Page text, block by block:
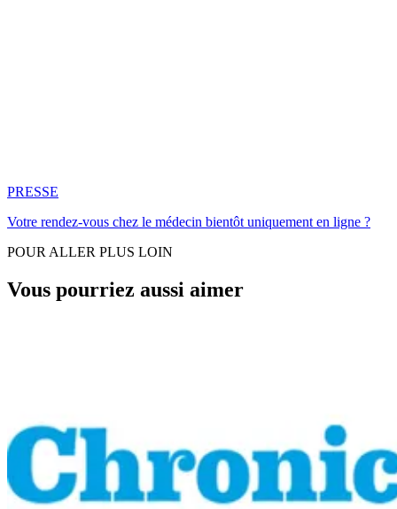
PRESSE
Votre rendez-vous chez le médecin bientôt uniquement en ligne ?
POUR ALLER PLUS LOIN
Vous pourriez aussi aimer